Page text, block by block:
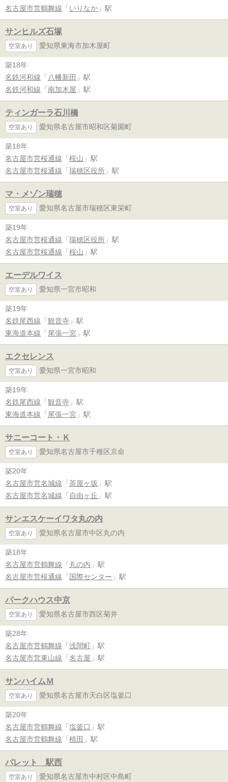
名古屋市営鶴舞線 「 いりなか 」駅
サンヒルズ石塚
空室あり 愛知県東海市加木屋町
築18年
名鉄河和線 「 八幡新田 」駅
名鉄河和線 「 南加木屋 」駅
ティンガーラ石川橋
空室あり 愛知県名古屋市昭和区菊園町
築18年
名古屋市営桜通線 「 桜山 」駅
名古屋市営桜通線 「 瑞穂区役所 」駅
マ・メゾン瑞穂
空室あり 愛知県名古屋市瑞穂区東栄町
築19年
名古屋市営桜通線 「 瑞穂区役所 」駅
名古屋市営桜通線 「 桜山 」駅
エーデルワイス
空室あり 愛知県一宮市昭和
築19年
名鉄尾西線 「 観音寺 」駅
東海道本線 「 尾張一宮 」駅
エクセレンス
空室あり 愛知県一宮市昭和
築19年
名鉄尾西線 「 観音寺 」駅
東海道本線 「 尾張一宮 」駅
サニーコート・Ｋ
空室あり 愛知県名古屋市千種区京命
築20年
名古屋市営名城線 「 茶屋ヶ坂 」駅
名古屋市営名城線 「 自由ヶ丘 」駅
サンエスケーイワタ丸の内
空室あり 愛知県名古屋市中区丸の内
築18年
名古屋市営鶴舞線 「 丸の内 」駅
名古屋市営桜通線 「 国際センター 」駅
パークハウス中京
空室あり 愛知県名古屋市西区菊井
築28年
名古屋市営鶴舞線 「 浅間町 」駅
名古屋市営東山線 「 名古屋 」駅
サンハイムＭ
空室あり 愛知県名古屋市天白区塩釜口
築20年
名古屋市営鶴舞線 「 塩釜口 」駅
名古屋市営鶴舞線 「 植田 」駅
パレット 駅西
空室あり 愛知県名古屋市中村区中島町